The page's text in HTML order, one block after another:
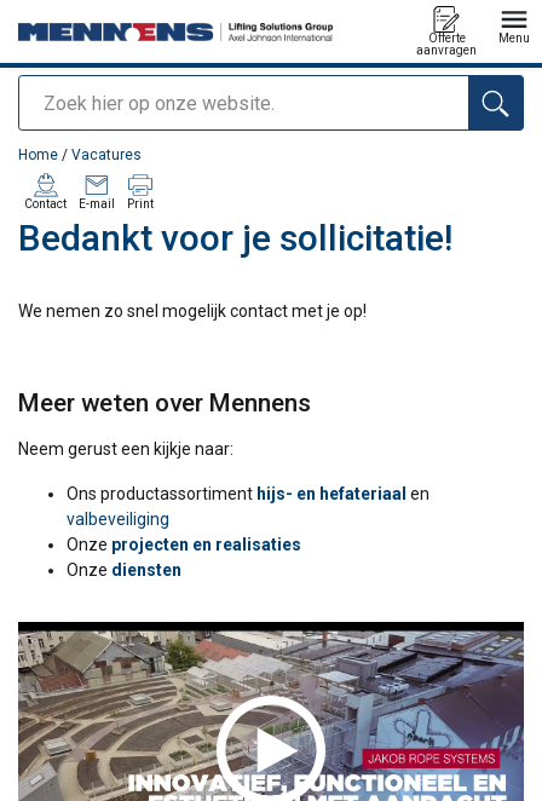
Zoeken
Offerte
aanvragen
Menu
toegevoegd aan uw offerte
Home / Vacatures
Bedankt voor je sollicitatie!
Contact E-mail Print
We nemen zo snel mogelijk contact met je op!
Meer weten over Mennens
Neem gerust een kijkje naar:
Ons productassortiment hijs- en hefateriaal en
valbeveiliging
Onze projecten en realisaties
Onze diensten